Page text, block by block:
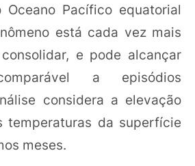
Oceano Pacífico equatorial
está cada vez mais
e pode alcançar
a episódios
considera a elevação
temperaturas da superfície
meses.